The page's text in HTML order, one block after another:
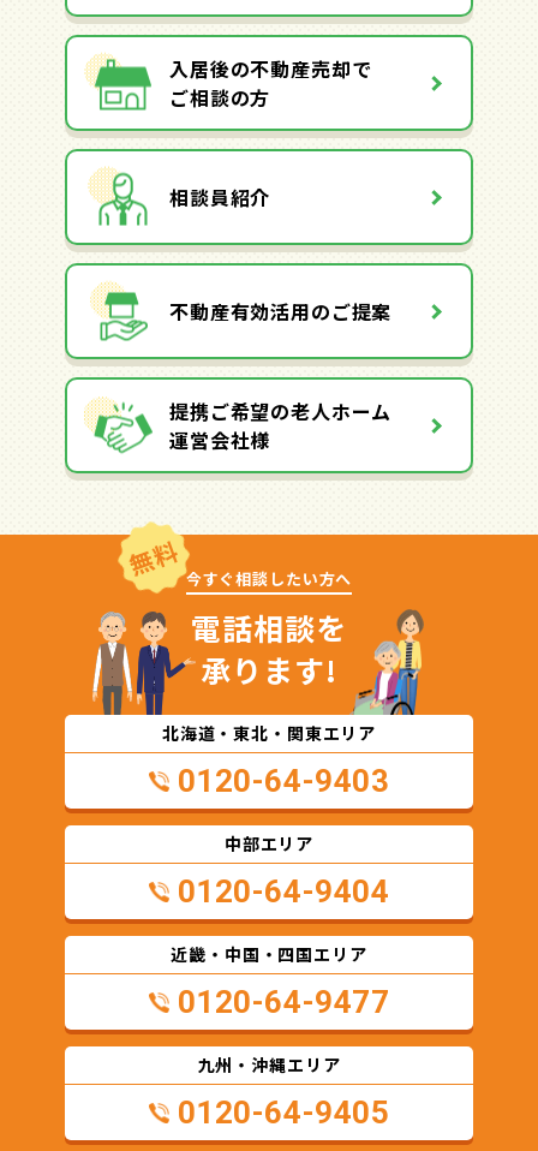
入居後の不動産売却で
ご相談の方
相談員紹介
不動産有効活用のご提案
提携ご希望の老人ホーム
運営会社様
無料 今すぐ相談したい方へ
電話相談を
承ります!
北海道・東北・関東エリア
0120-64-9403
中部エリア
0120-64-9404
近畿・中国・四国エリア
0120-64-9477
九州・沖縄エリア
0120-64-9405